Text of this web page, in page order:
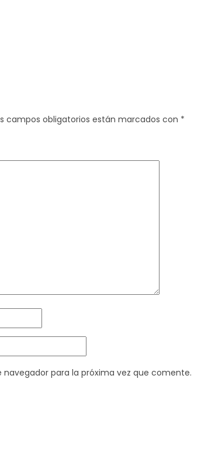
campos obligatorios están marcados con *
para la próxima vez que comente.